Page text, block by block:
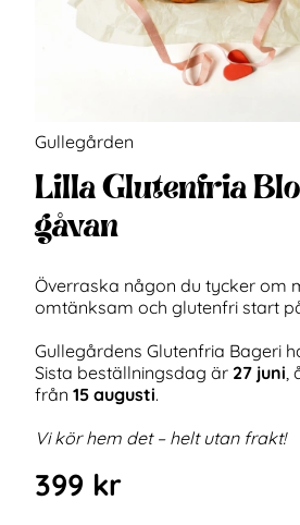
Gullegården
Lilla Glutenfria
gåvan
Överraska någon du tycker om
omtänksam och glutenfri start
Gullegårdens Glutenfria Bageri
Sista beställningsdag är 27 juni
från 15 augusti.
Vi kör hem det – helt utan frakt!
399 kr